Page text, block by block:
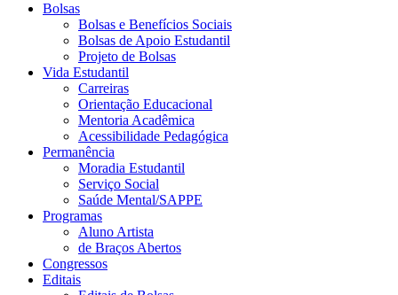
Bolsas
Bolsas e Benefícios Sociais
Bolsas de Apoio Estudantil
Projeto de Bolsas
Vida Estudantil
Carreiras
Orientação Educacional
Mentoria Acadêmica
Acessibilidade Pedagógica
Permanência
Moradia Estudantil
Serviço Social
Saúde Mental/SAPPE
Programas
Aluno Artista
de Braços Abertos
Congressos
Editais